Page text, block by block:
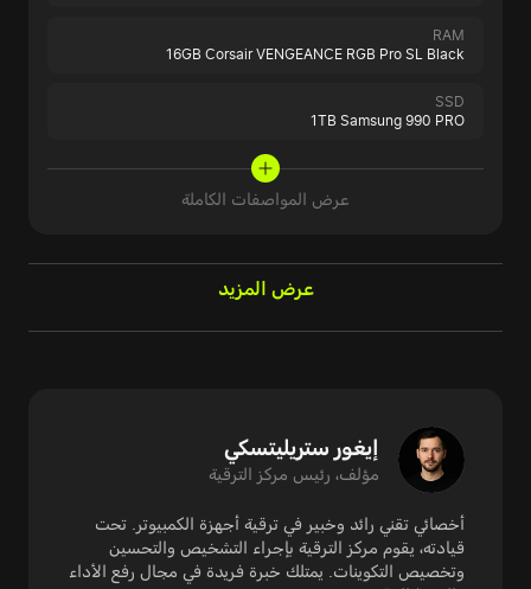
RAM
16GB Corsair VENGEANCE RGB Pro SL Black
SSD
1TB Samsung 990 PRO
عرض المواصفات الكاملة
عرض المزيد
إيغور ستريليتسكي
مؤلف، رئيس مركز الترقية
أخصائي تقني رائد وخبير في ترقية أجهزة الكمبيوتر. تحت
قيادته، يقوم مركز الترقية بإجراء التشخيص والتحسين
وتخصيص التكوينات. يمتلك خبرة فريدة في مجال رفع الأداء